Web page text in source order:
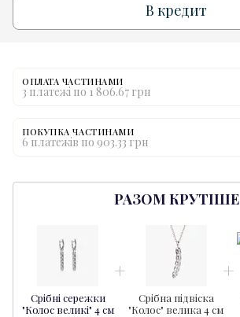
В кредит
ОПЛАТА ЧАСТИНАМИ
3 платежі по 1 806.67 грн
ПОКУПКА ЧАСТИНАМИ
6 платежів по 903.33 грн
РАЗОМ КРУТІШЕ
Срібні сережки
"Колос великі" 4 см
Срібна підвіска
"Колос" велика 4 см